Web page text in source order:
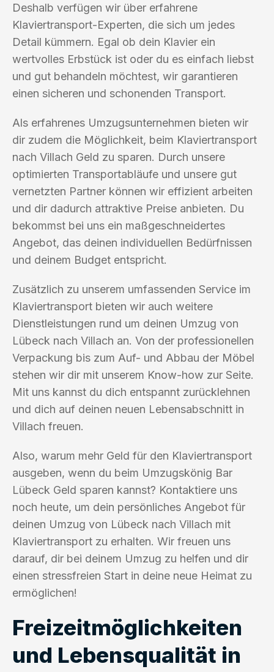
Deshalb verfügen wir über erfahrene
Klaviertransport-Experten, die sich um jedes
Detail kümmern. Egal ob dein Klavier ein
wertvolles Erbstück ist oder du es einfach liebst
und gut behandeln möchtest, wir garantieren
einen sicheren und schonenden Transport.
Als erfahrenes Umzugsunternehmen bieten wir
dir zudem die Möglichkeit, beim Klaviertransport
nach Villach Geld zu sparen. Durch unsere
optimierten Transportabläufe und unsere gut
vernetzten Partner können wir effizient arbeiten
und dir dadurch attraktive Preise anbieten. Du
bekommst bei uns ein maßgeschneidertes
Angebot, das deinen individuellen Bedürfnissen
und deinem Budget entspricht.
Zusätzlich zu unserem umfassenden Service im
Klaviertransport bieten wir auch weitere
Dienstleistungen rund um deinen Umzug von
Lübeck nach Villach an. Von der professionellen
Verpackung bis zum Auf- und Abbau der Möbel
stehen wir dir mit unserem Know-how zur Seite.
Mit uns kannst du dich entspannt zurücklehnen
und dich auf deinen neuen Lebensabschnitt in
Villach freuen.
Also, warum mehr Geld für den Klaviertransport
ausgeben, wenn du beim Umzugskönig Bar
Lübeck Geld sparen kannst? Kontaktiere uns
noch heute, um dein persönliches Angebot für
deinen Umzug von Lübeck nach Villach mit
Klaviertransport zu erhalten. Wir freuen uns
darauf, dir bei deinem Umzug zu helfen und dir
einen stressfreien Start in deine neue Heimat zu
ermöglichen!
Freizeitmöglichkeiten
und Lebensqualität in